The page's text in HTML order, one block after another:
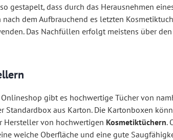
so gestapelt, dass durch das Herausnehmen
dem Aufbrauchend es letzten
Das Nachfüllen erfolgt meistens über
gibt es hochwertige Tücher von
aus Karton. Die Kartonboxen
Hersteller von hochwertigen Kosmetiktüchern.
weiche Oberfläche und eine gute